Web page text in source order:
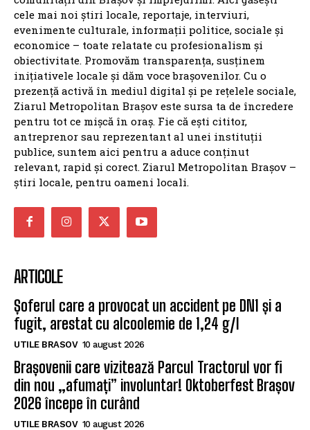
cele mai noi știri locale, reportaje, interviuri,
evenimente culturale, informații politice, sociale și
economice – toate relatate cu profesionalism și
obiectivitate. Promovăm transparența, susținem
inițiativele locale și dăm voce brașovenilor. Cu o
prezență activă în mediul digital și pe rețelele sociale,
Ziarul Metropolitan Brașov este sursa ta de încredere
pentru tot ce mișcă în oraș. Fie că ești cititor,
antreprenor sau reprezentant al unei instituții
publice, suntem aici pentru a aduce conținut
relevant, rapid și corect. Ziarul Metropolitan Brașov –
știri locale, pentru oameni locali.
ARTICOLE
Șoferul care a provocat un accident pe DN1 și a
fugit, arestat cu alcoolemie de 1,24 g/l
UTILE BRASOV 10 august 2026
Brașovenii care vizitează Parcul Tractorul vor fi
din nou „afumați” involuntar! Oktoberfest Brașov
2026 începe în curând
UTILE BRASOV 10 august 2026